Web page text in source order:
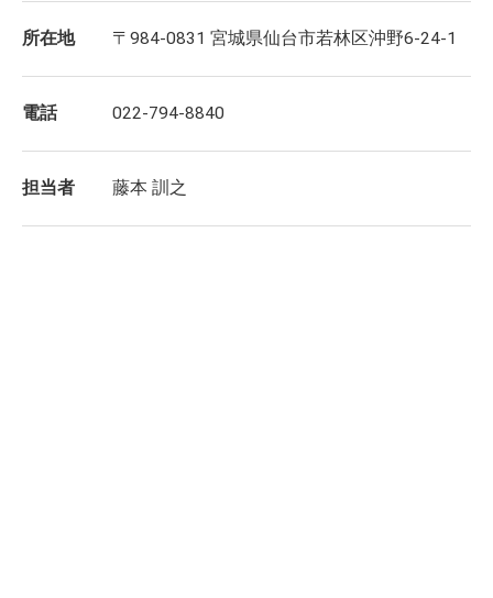
所在地 〒984-0831 宮城県仙台市若林区沖野6-24-1
電話 022-794-8840
担当者 藤本 訓之